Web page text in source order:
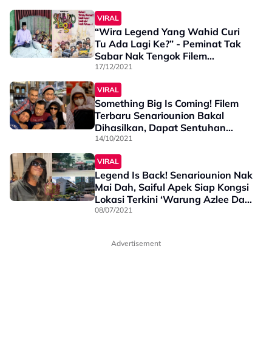
VIRAL
“Wira Legend Yang Wahid Curi
Tu Ada Lagi Ke?” - Peminat Tak
Sabar Nak Tengok Filem
Terbaharu Senario
17/12/2021
VIRAL
Something Big Is Coming! Filem
Terbaru Senariounion Bakal
Dihasilkan, Dapat Sentuhan
‘Keramat’ Pengarah…
14/10/2021
VIRAL
Legend Is Back! Senariounion Nak
Mai Dah, Saiful Apek Siap Kongsi
Lokasi Terkini ‘Warung Azlee Dan
Mazlan’
08/07/2021
Advertisement